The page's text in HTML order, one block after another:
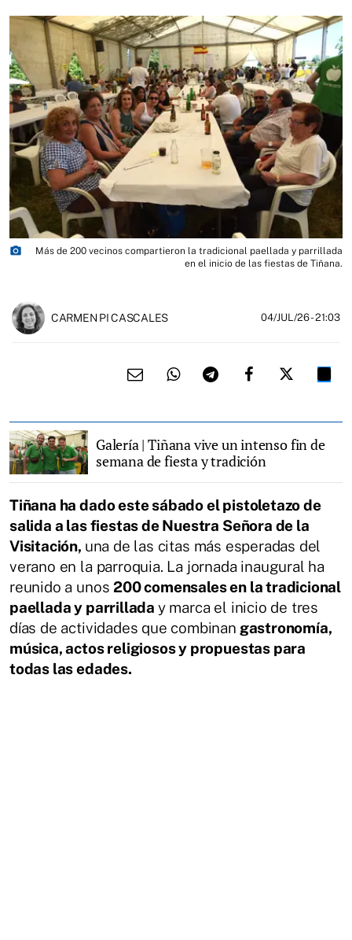
photo_camera
Más de 200 vecinos compartieron la tradicional paellada y parrillada
en el inicio de las fiestas de Tiñana.
CARMEN PI CASCALES 04/JUL/26- 21:03
Galería | Tiñana vive un intenso fin de
semana de fiesta y tradición
Tiñana ha dado este sábado el pistoletazo de
salida a las fiestas de Nuestra Señora de la
Visitación, una de las citas más esperadas del
verano en la parroquia. La jornada inaugural ha
reunido a unos200 comensales en la tradicional
paellada y parrillada y marca el inicio de tres
días de actividades que combinan gastronomía,
música, actos religiosos y propuestas para
todas las edades.